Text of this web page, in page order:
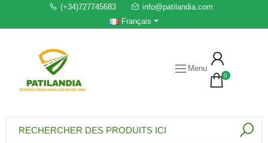
(+34)727745683
info@patilandia.com
Français
Menu
0